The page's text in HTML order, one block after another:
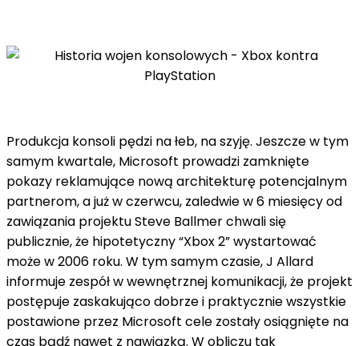
Produkcja konsoli pędzi na łeb, na szyję. Jeszcze w tym
samym kwartale, Microsoft prowadzi zamknięte
pokazy reklamujące nową architekturę potencjalnym
partnerom, a już w czerwcu, zaledwie w 6 miesięcy od
zawiązania projektu Steve Ballmer chwali się
publicznie, że hipotetyczny “Xbox 2” wystartować
może w 2006 roku. W tym samym czasie, J Allard
informuje zespół w wewnętrznej komunikacji, że projekt
postępuje zaskakująco dobrze i praktycznie wszystkie
postawione przez Microsoft cele zostały osiągnięte na
czas bądź nawet z nawiązką. W obliczu tak